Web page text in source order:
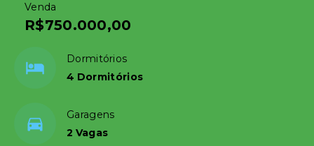
Venda
R$750.000,00
Dormitórios
4 Dormitórios
Garagens
2 Vagas